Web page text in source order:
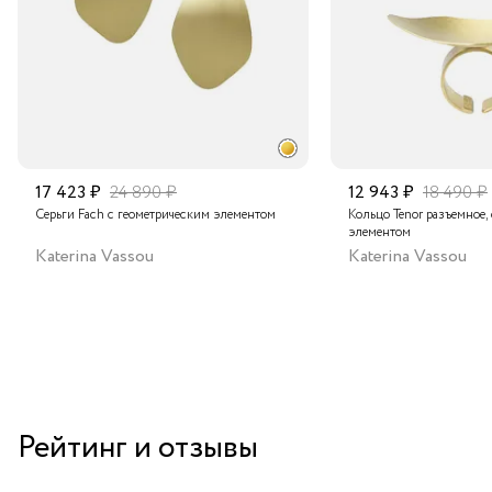
17 423 ₽ 24 890 ₽
Серьги Fach с геометрическим элементом
Katerina Vassou
12 943 ₽ 18 490 ₽
Кольцо Tenor
элементом
Katerina Vassou
Рейтинг и отзывы